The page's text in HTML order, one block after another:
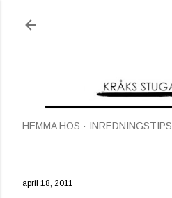
HEMMA HOS INREDNINGSTIPS
april 18, 2011